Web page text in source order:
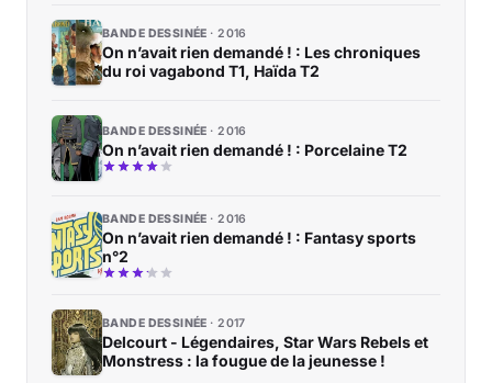
BANDE DESSINÉE 2016
On n’avait rien demandé ! : Les chroniques
du roi vagabond T1, Haïda T2
BANDE DESSINÉE 2016
On n’avait rien demandé ! : Porcelaine T2
BANDE DESSINÉE 2016
On n’avait rien demandé ! : Fantasy sports
n°2
BANDE DESSINÉE 2017
Delcourt - Légendaires, Star Wars Rebels et
Monstress : la fougue de la jeunesse !